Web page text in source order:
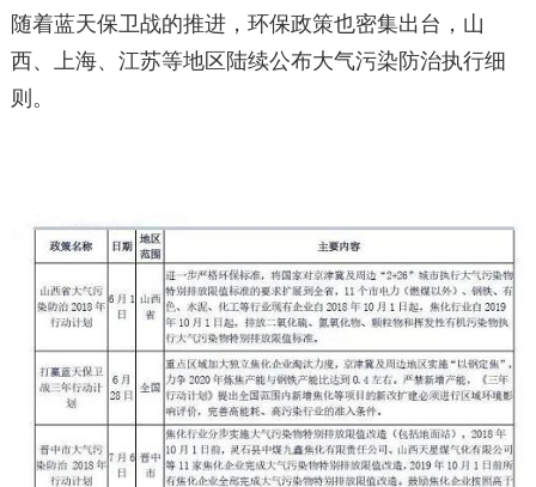
随着蓝天保卫战的推进，环保政策也密集出台，山
西、上海、江苏等地区陆续公布大气污染防治执行细
则。